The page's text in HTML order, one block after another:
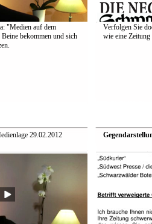
"Medien auf dem
bekommen und sich
Verfolgen Sie
wie eine Zeitung
29.02.2012